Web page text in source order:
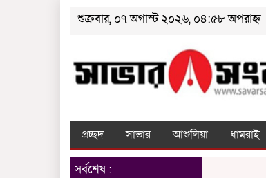
শুক্রবার, ০৭ অগাস্ট ২০২৬, ০৪:৫৮ অপরাহ্ন
প্রচ্ছদ সাভার আশুলিয়া ধামরাই
সর্বশেষ :